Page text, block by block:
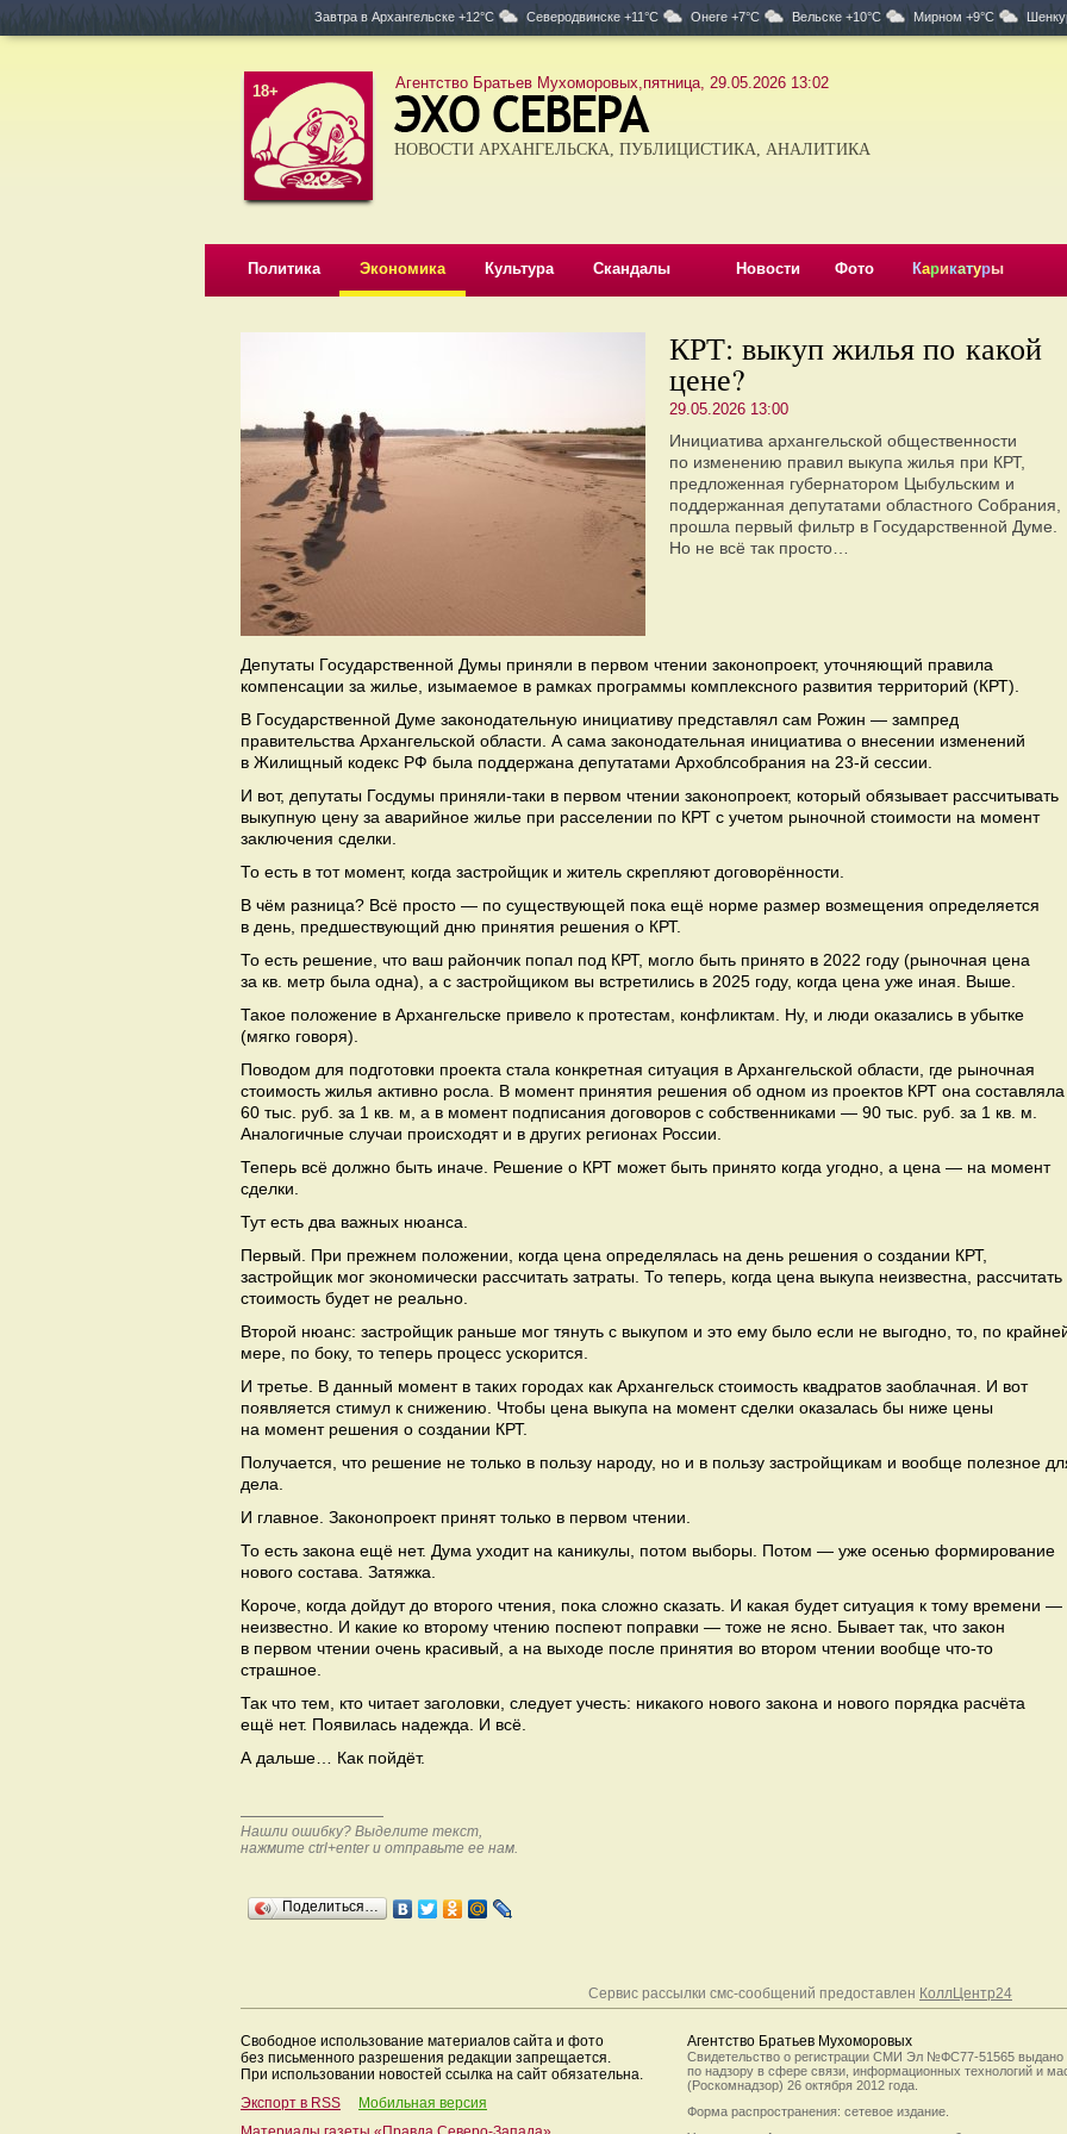
Завтра в Архангельске +12°C Северодвинске +11°C Онеге +7°C Вельске +10°C Мирном +9°C
18+ Агентство Братьев Мухоморовых,пятница, 29.05.2026 13:02
НОВОСТИ АРХАНГЕЛЬСКА, ПУБЛИЦИСТИКА, АНАЛИТИКА
Политика Экономика Культура Скандалы Новости Фото Карикатуры
КРТ: выкуп жилья по какой
цене?
29.05.2026 13:00
Инициатива архангельской общественности
по изменению правил выкупа жилья при КРТ,
предложенная губернатором Цыбульским и
поддержанная депутатами областного Собрания,
прошла первый фильтр в Государственной Думе.
Но не всё так просто…
Депутаты Государственной Думы приняли в первом чтении законопроект, уточняющий правила
компенсации за жилье, изымаемое в рамках программы комплексного развития территорий (КРТ).
В Государственной Думе законодательную инициативу представлял сам Рожин — зампред
правительства Архангельской области. А сама законодательная инициатива о внесении изменений
в Жилищный кодекс РФ была поддержана депутатами Архоблсобрания на 23-й сессии.
И вот, депутаты Госдумы приняли-таки в первом чтении законопроект, который обязывает рассчитывать
выкупную цену за аварийное жилье при расселении по КРТ с учетом рыночной стоимости на момент
заключения сделки.
То есть в тот момент, когда застройщик и житель скрепляют договорённости.
В чём разница? Всё просто — по существующей пока ещё норме размер возмещения определяется
в день, предшествующий дню принятия решения о КРТ.
То есть решение, что ваш райончик попал под КРТ, могло быть принято в 2022 году (рыночная цена
за кв. метр была одна), а с застройщиком вы встретились в 2025 году, когда цена уже иная. Выше.
Такое положение в Архангельске привело к протестам, конфликтам. Ну, и люди оказались в убытке
(мягко говоря).
Поводом для подготовки проекта стала конкретная ситуация в Архангельской области, где рыночная
стоимость жилья активно росла. В момент принятия решения об одном из проектов КРТ она составляла
60 тыс. руб. за 1 кв. м, а в момент подписания договоров с собственниками — 90 тыс. руб. за 1 кв. м.
Аналогичные случаи происходят и в других регионах России.
Теперь всё должно быть иначе. Решение о КРТ может быть принято когда угодно, а цена — на момент
сделки.
Тут есть два важных нюанса.
Первый. При прежнем положении, когда цена определялась на день решения о создании КРТ,
застройщик мог экономически рассчитать затраты. То теперь, когда цена выкупа неизвестна, рассчитать
стоимость будет не реально.
Второй нюанс: застройщик раньше мог тянуть с выкупом и это ему было если не выгодно, то, по
мере, по боку, то теперь процесс ускорится.
И третье. В данный момент в таких городах как Архангельск стоимость квадратов заоблачная. И вот
появляется стимул к снижению. Чтобы цена выкупа на момент сделки оказалась бы ниже цены
на момент решения о создании КРТ.
Получается, что решение не только в пользу народу, но и в пользу застройщикам и вообще полезное
дела.
И главное. Законопроект принят только в первом чтении.
То есть закона ещё нет. Дума уходит на каникулы, потом выборы. Потом — уже осенью формирование
нового состава. Затяжка.
Короче, когда дойдут до второго чтения, пока сложно сказать. И какая будет ситуация к тому времени —
неизвестно. И какие ко второму чтению поспеют поправки — тоже не ясно. Бывает так, что закон
в первом чтении очень красивый, а на выходе после принятия во втором чтении вообще что-то
страшное.
Так что тем, кто читает заголовки, следует учесть: никакого нового закона и нового порядка расчёта
ещё нет. Появилась надежда. И всё.
А дальше… Как пойдёт.
Нашли ошибку? Выделите текст,
нажмите ctrl+enter и отправьте ее нам.
Поделиться…
Сервис рассылки смс-сообщений предоставлен КоллЦентр24
Свободное использование материалов сайта и фото
без письменного разрешения редакции запрещается.
При использовании новостей ссылка на сайт обязательна.
Экспорт в RSS
Мобильная версия
Агентство Братьев Мухоморовых
Свидетельство о регистрации СМИ Эл №ФС77-51565 выдано
по надзору в сфере связи, информационных технологий и
(Роскомнадзор) 26 октября 2012 года.
Форма распространения: сетевое издание.